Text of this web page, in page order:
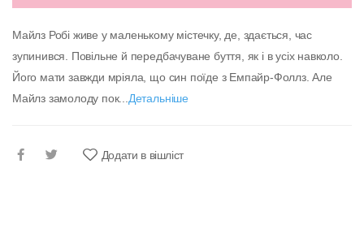
Майлз Робі живе у маленькому містечку, де, здається, час
зупинився. Повільне й передбачуване буття, як і в усіх навколо.
Його мати завжди мріяла, що син поїде з Емпайр-Фоллз. Але
Майлз замолоду пок...Детальніше
Додати в вішліст